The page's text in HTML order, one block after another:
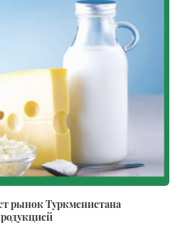
рынок Туркменистана